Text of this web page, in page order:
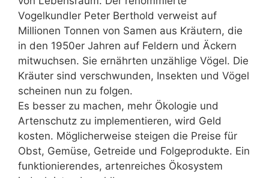
Vogelkundler Peter Berthold verweist auf
Millionen Tonnen von Samen aus Kräutern, die
in den 1950er Jahren auf Feldern und Äckern
mitwuchsen. Sie ernährten unzählige Vögel. Die
Kräuter sind verschwunden, Insekten und Vögel
scheinen nun zu folgen.
Es besser zu machen, mehr Ökologie und
Artenschutz zu implementieren, wird Geld
kosten. Möglicherweise steigen die Preise für
Obst, Gemüse, Getreide und Folgeprodukte. Ein
funktionierendes, artenreiches Ökosystem